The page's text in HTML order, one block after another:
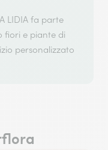
LIDIA fa parte
fiori e piante di
personalizzato